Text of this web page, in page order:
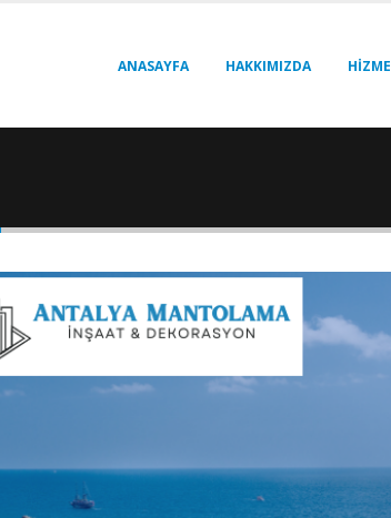
ANASAYFA HAKKIMIZDA